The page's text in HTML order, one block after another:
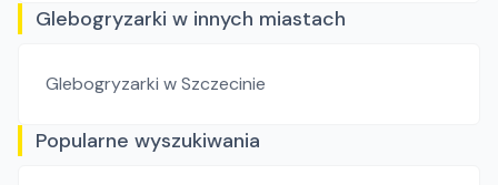
Glebogryzarki w innych miastach
Glebogryzarki w Szczecinie
Popularne wyszukiwania